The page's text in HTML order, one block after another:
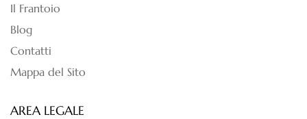
Il Frantoio
Blog
Contatti
Mappa del Sito
AREA LEGALE